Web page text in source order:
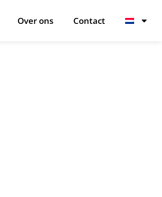
Over ons Contact